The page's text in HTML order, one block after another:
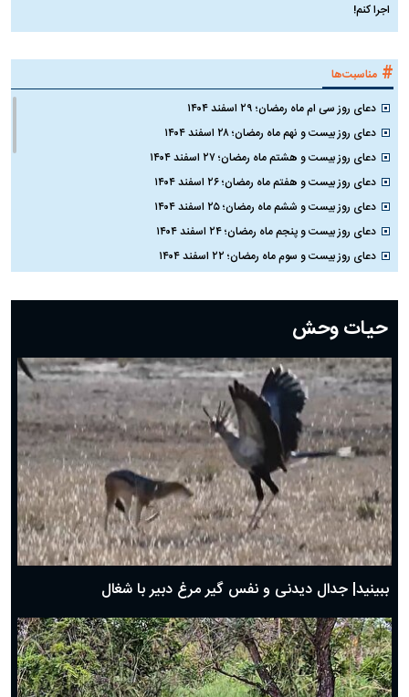
اجرا کنم!
# مناسبت‌ها
دعای روز سی ام ماه رمضان؛ ۲۹ اسفند ۱۴۰۴
دعای روز بیست و نهم ماه رمضان؛ ۲۸ اسفند ۱۴۰۴
دعای روز بیست و هشتم ماه رمضان؛ ۲۷ اسفند ۱۴۰۴
دعای روز بیست و هفتم ماه رمضان؛ ۲۶ اسفند ۱۴۰۴
دعای روز بیست و ششم ماه رمضان؛ ۲۵ اسفند ۱۴۰۴
دعای روز بیست و پنجم ماه رمضان؛ ۲۴ اسفند ۱۴۰۴
دعای روز بیست و سوم ماه رمضان؛ ۲۲ اسفند ۱۴۰۴
دعای روز بیستم ماه رمضان؛ ۱۹ اسفند ۱۴۰۴
دعای روز هشتم ماه مبارک رمضان؛ ۷ اسفند ماه ۱۴۰۴
دعای روز هفتم ماه رمضان؛ ۶ اسفند ۱۴۰۴
دعای روز ششم ماه رمضان؛ ۵ اسفند ۱۴۰۴
دعای روز پنجم ماه رمضان؛ ۴ اسفند ۱۴۰۴
دعای روز چهارم ماه مبارک رمضان؛ ۳ اسفند ۱۴۰۴
دعای روز سوم ماه مبارک رمضان؛ ۱۴ اسفند ۱۴۰۴
دعای روز دوم ماه مبارک رمضان ۱ اسفند ماه ۱۴۰۴
دعای روز اول ماه مبارک رمضان، ۳۰ بهمن ۱۴۰۴
حضرت زینب(س) چگونه از دنیا رفت؟
بهترین پیامک تبریک روز پدر ۱۴۰۴؛ جملات زیبا و صمیمانه
حیات وحش
ببینید| جدال دیدنی و نفس گیر مرغ دبیر با شغال